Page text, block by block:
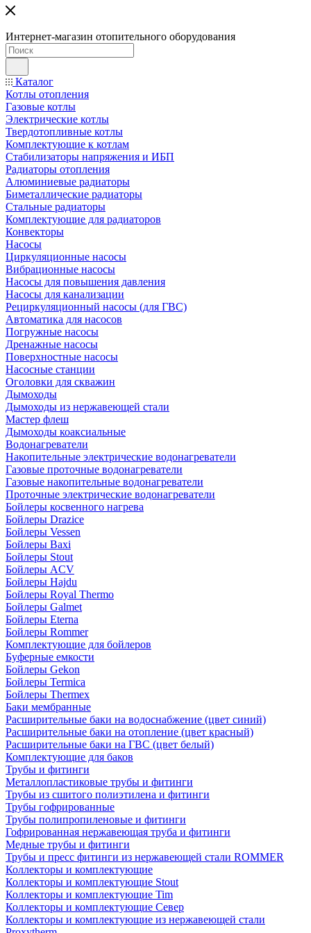
Интернет-магазин отопительного оборудования
Каталог
Котлы отопления
Газовые котлы
Электрические котлы
Твердотопливные котлы
Комплектующие к котлам
Стабилизаторы напряжения и ИБП
Радиаторы отопления
Алюминиевые радиаторы
Биметаллические радиаторы
Стальные радиаторы
Комплектующие для радиаторов
Конвекторы
Насосы
Циркуляционные насосы
Вибрационные насосы
Насосы для повышения давления
Насосы для канализации
Рециркуляционный насосы (для ГВС)
Автоматика для насосов
Погружные насосы
Дренажные насосы
Поверхностные насосы
Насосные станции
Оголовки для скважин
Дымоходы
Дымоходы из нержавеющей стали
Мастер флеш
Дымоходы коаксиальные
Водонагреватели
Накопительные электрические водонагреватели
Газовые проточные водонагреватели
Газовые накопительные водонагреватели
Проточные электрические водонагреватели
Бойлеры косвенного нагрева
Бойлеры Drazice
Бойлеры Vessen
Бойлеры Baxi
Бойлеры Stout
Бойлеры ACV
Бойлеры Hajdu
Бойлеры Royal Thermo
Бойлеры Galmet
Бойлеры Eterna
Бойлеры Rommer
Комплектующие для бойлеров
Буферные емкости
Бойлеры Gekon
Бойлеры Termica
Бойлеры Thermex
Баки мембранные
Расширительные баки на водоснабжение (цвет синий)
Расширительные баки на отопление (цвет красный)
Расширительные баки на ГВС (цвет белый)
Комплектующие для баков
Трубы и фитинги
Металлопластиковые трубы и фитинги
Трубы из сшитого полиэтилена и фитинги
Трубы гофрированные
Трубы полипропиленовые и фитинги
Гофрированная нержавеющая труба и фитинги
Медные трубы и фитинги
Трубы и пресс фитинги из нержавеющей стали ROMMER
Коллекторы и комплектующие
Коллекторы и комплектующие Stout
Коллекторы и комплектующие Tim
Коллекторы и комплектующие Север
Коллекторы и комплектующие из нержавеющей стали